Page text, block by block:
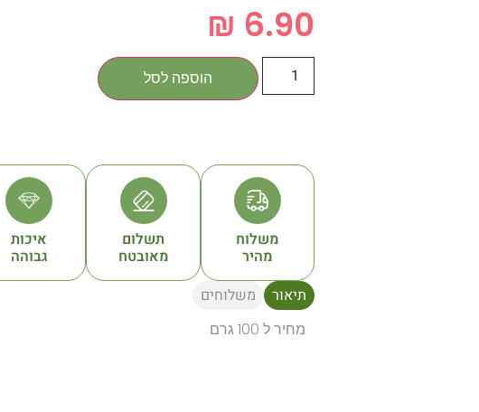
6.90
₪
הוספה לסל
משלוח
מהיר
תשלום
מאובטח
איכות
גבוהה
תיאור
משלוחים
מחיר ל 100 גרם